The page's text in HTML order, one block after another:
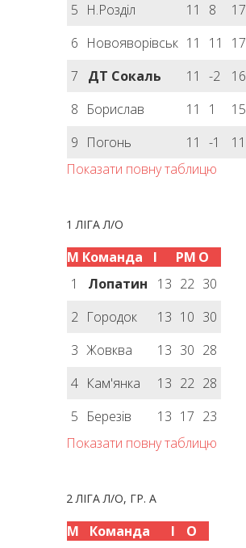
5 Н.Розділ 11 8
17
6 Новояворівськ 11 11
17
7
ДТ Сокаль 11 -2
16
8 Борислав 11 1
15
9 Погонь 11 -1
11
Показати повну таблицю
1 ЛІГА Л/О
М Команда І РМ О
1
Лопатин 13 22 30
2 Городок 13 10 30
3 Жовква 13 30 28
4 Кам'янка 13 22 28
5 Березів 13 17 23
Показати повну таблицю
2 ЛІГА Л/О, ГР. А
М Команда І
О